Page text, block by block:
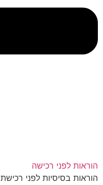
הוראות לפני רכישה
הוראות בסיסיות לפני רכישת